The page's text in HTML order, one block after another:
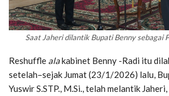
Saat Jaheri dilantik Bupati Benny sebagai
Reshuffle alakabinet Benny -Radi itu
setelah–sejak Jumat (23/1/2026) lalu,
Yuswir S.STP., M.Si., telah melantik Jaheri,